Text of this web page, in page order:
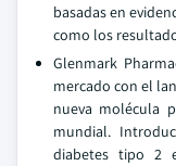
basadas en
como los
Glenmark
mercado con el
nueva molécula
mundial.
diabetes tipo 2